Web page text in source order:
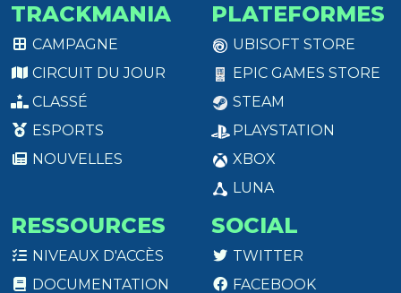
TRACKMANIA
CAMPAGNE
CIRCUIT DU JOUR
CLASSÉ
ESPORTS
NOUVELLES
PLATEFORMES
UBISOFT STORE
EPIC GAMES STORE
STEAM
PLAYSTATION
XBOX
LUNA
RESSOURCES
NIVEAUX D'ACCÈS
DOCUMENTATION
SOCIAL
TWITTER
FACEBOOK